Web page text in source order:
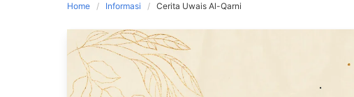
Home Informasi Cerita Uwais Al-Qarni